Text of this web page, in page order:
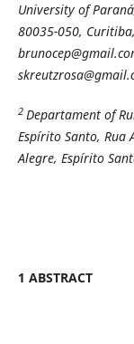
University of
80035-050,
2 Departament of
Espírito Santo, Rua
Alegre, Espírito
1 ABSTRACT